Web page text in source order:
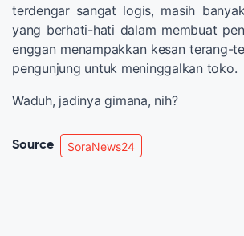
terdengar sangat logis, masih
yang berhati-hati dalam membuat
enggan menampakkan kesan terang-
pengunjung untuk meninggalkan toko.
Waduh, jadinya gimana, nih?
Source SoraNews24